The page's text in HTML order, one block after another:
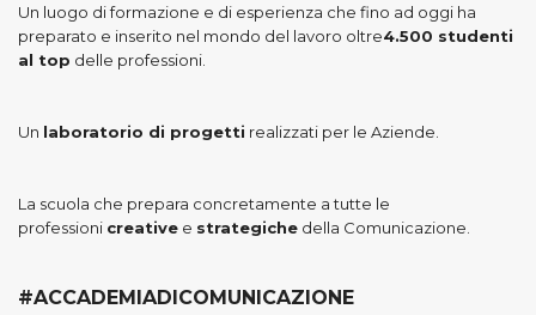
Un luogo di formazione e di esperienza che fino ad oggi ha
preparato e inserito nel mondo del lavoro oltre4.500 studenti
al top delle professioni.
Un laboratorio di progetti realizzati per le Aziende.
La scuola che prepara concretamente a tutte le
professioni creative e strategiche della Comunicazione.
#ACCADEMIADICOMUNICAZIONE